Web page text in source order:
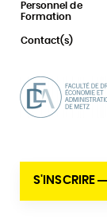
Personnel de
Formation
Contact(s)
S'INSCRIRE